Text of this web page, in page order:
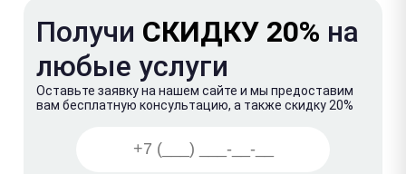
Получи СКИДКУ 20% на
любые услуги
Оставьте заявку на нашем сайте и мы предоставим
вам бесплатную консультацию, а также скидку 20%